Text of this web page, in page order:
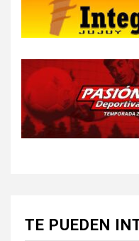
TE PUEDEN